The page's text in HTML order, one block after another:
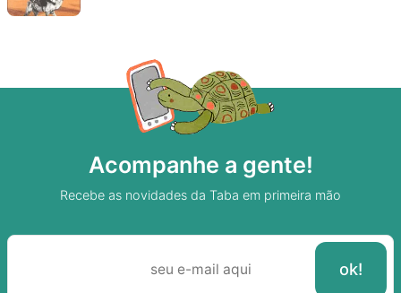
Acompanhe a gente!
Recebe as novidades da Taba em primeira mão